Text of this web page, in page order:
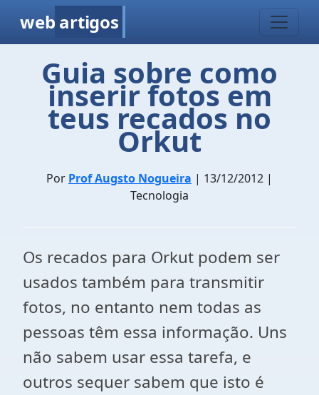
web artigos
Guia sobre como
inserir fotos em
teus recados no
Orkut
Por Prof Augsto Nogueira | 13/12/2012 |
Tecnologia
Os recados para Orkut podem ser
usados também para transmitir
fotos, no entanto nem todas as
pessoas têm essa informação. Uns
não sabem usar essa tarefa, e
outros sequer sabem que isto é